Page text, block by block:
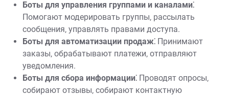
Боты для управления группами и каналами⁚
Помогают модерировать группы‚ рассылать
сообщения‚ управлять правами доступа.
Боты для автоматизации продаж⁚ Принимают
заказы‚ обрабатывают платежи‚ отправляют
уведомления.
Боты для сбора информации⁚ Проводят опросы‚
собирают отзывы‚ собирают контактную